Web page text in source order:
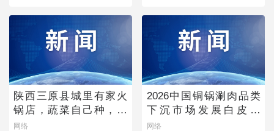
陕西三原县城里有家火
锅店，蔬菜自己种，羊
肉从盐池拉，毛肚当天
网络
2026中国铜锅涮肉品类
下沉市场发展白皮书
——老北京味道的县域
网络